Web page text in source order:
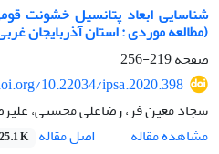
شناسایی ابعاد پتانسیل خشونت
(مطالعه موردی : استان آذربایجان
صفحه219-256
10.22034/ipsa.2020.398
سجاد معین فر، رضاعلی محسنی،
مشاهده مقاله
اصل مقاله K